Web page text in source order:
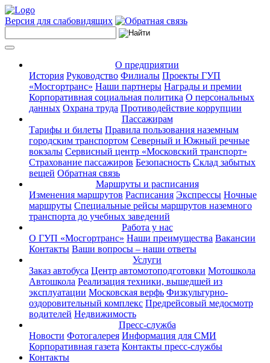
Версия для слабовидящих
О предприятии
История Руководство Филиалы Проекты ГУП
«Мосгортранс» Наши партнеры Награды и премии
Корпоративная социальная политика О персональных
данных Охрана труда Противодействие коррупции
Пассажирам
Тарифы и билеты Правила пользования наземным
городским транспортом Северный и Южный речные
вокзалы Сервисный центр «Московский транспорт»
Страхование пассажиров Безопасность Склад забытых
вещей Обратная связь
Маршруты и расписания
Изменения маршрутов Расписания Экспрессы Ночные
маршруты Специальные рейсы маршрутов наземного
транспорта до учебных заведений
Работа у нас
О ГУП «Мосгортранс» Наши преимущества Вакансии
Контакты Ваши вопросы – наши ответы
Услуги
Заказ автобуса Центр автомотоподготовки Мотошкола
Автошкола Реализация техники, вышедшей из
эксплуатации Московская верфь Физкультурно-
оздоровительный комплекс Предрейсовый медосмотр
водителей Недвижимость
Пресс-служба
Новости Фотогалерея Информация для СМИ
Корпоративная газета Контакты пресс-службы
Контакты